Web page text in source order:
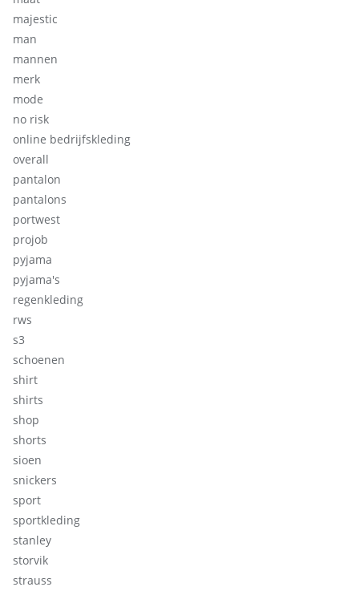
majestic
man
mannen
merk
mode
no risk
online bedrijfskleding
overall
pantalon
pantalons
portwest
projob
pyjama
pyjama's
regenkleding
rws
s3
schoenen
shirt
shirts
shop
shorts
sioen
snickers
sport
sportkleding
stanley
storvik
strauss